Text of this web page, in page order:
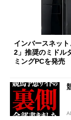
インバースネッ
2」推奨のミドル
ミングPCを発売